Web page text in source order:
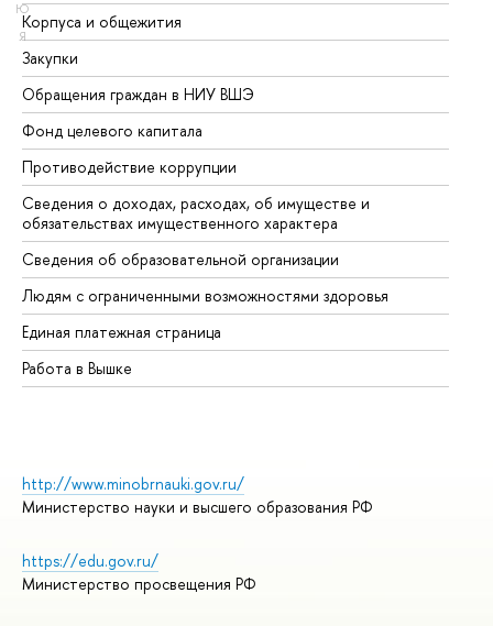
Ю
Я
Корпуса и общежития
Закупки
Обращения граждан в НИУ ВШЭ
Фонд целевого капитала
Противодействие коррупции
Сведения о доходах, расходах, об имуществе и
обязательствах имущественного характера
Сведения об образовательной организации
Людям с ограниченными возможностями здоровья
Единая платежная страница
Работа в Вышке
http://www.minobrnauki.gov.ru/
Министерство науки и высшего образования РФ
https://edu.gov.ru/
Министерство просвещения РФ